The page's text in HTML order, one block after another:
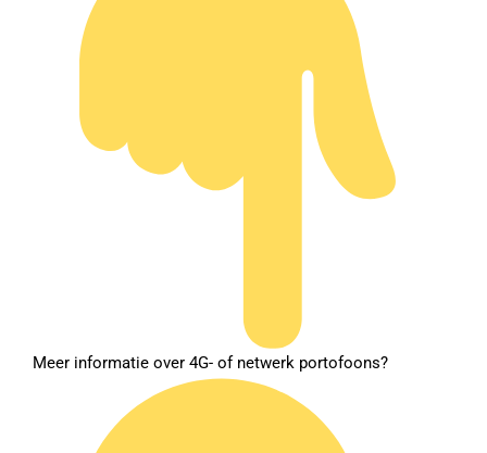
Meer informatie over 4G- of netwerk portofoons?